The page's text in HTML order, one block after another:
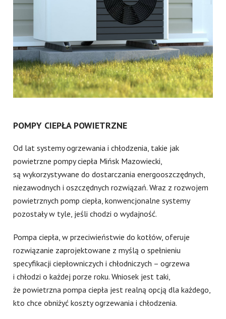
POMPY CIEPŁA POWIETRZNE
Od lat systemy ogrzewania i chłodzenia, takie jak
powietrzne pompy ciepła Mińsk Mazowiecki,
są wykorzystywane do dostarczania energooszczędnych,
niezawodnych i oszczędnych rozwiązań. Wraz z rozwojem
powietrznych pomp ciepła, konwencjonalne systemy
pozostały w tyle, jeśli chodzi o wydajność.
Pompa ciepła, w przeciwieństwie do kotłów, oferuje
rozwiązanie zaprojektowane z myślą o spełnieniu
specyfikacji ciepłowniczych i chłodniczych – ogrzewa
i chłodzi o każdej porze roku. Wniosek jest taki,
że powietrzna pompa ciepła jest realną opcją dla każdego,
kto chce obniżyć koszty ogrzewania i chłodzenia.